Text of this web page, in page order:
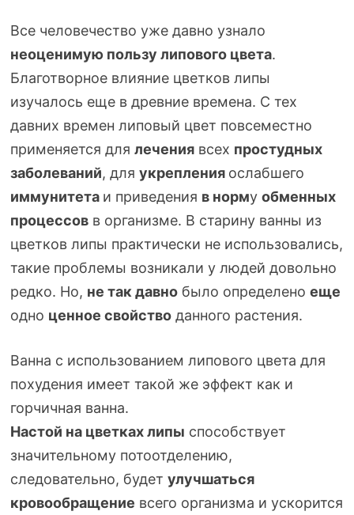
Все человечество уже давно узнало
неоценимую пользу липового цвета.
Благотворное влияние цветков липы
изучалось еще в древние времена. С тех
давних времен липовый цвет повсеместно
применяется для лечениявсех простудных
заболеваний, для укрепления ослабшего
иммунитета и приведения в норму обменных
процессовв организме. В старину ванны из
цветков липы практически не использовались,
такие проблемы возникали у людей довольно
редко. Но, не так давнобыло определено еще
одно ценное свойстводанного растения.
Ванна с использованием липового цвета для
похудения имеет такой же эффект как и
горчичная ванна.
Настой на цветках липы способствует
значительному потоотделению,
следовательно, будет улучшаться
кровообращение всего организма и ускорится